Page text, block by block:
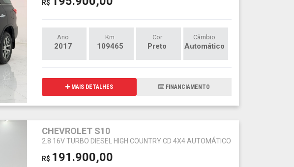
R$
Ano
2017
Km
109465
Cor
Preto
Câmbio
Automático
MAIS DETALHES FINANCIAMENTO
CHEVROLET S10
2.8 16V TURBO DIESEL HIGH COUNTRY CD 4X4 AUTOMÁTICO
R$ 191.900,00